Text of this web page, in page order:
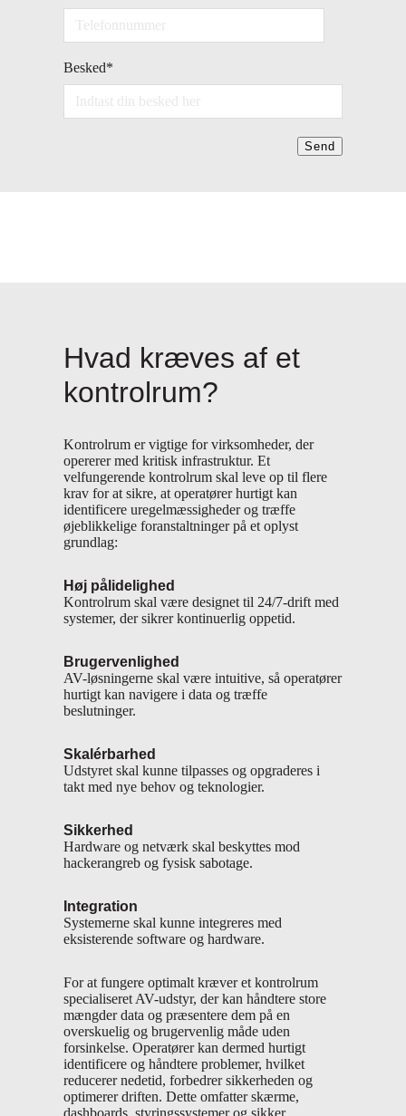
Besked*
Send
Hvad kræves af et
kontrolrum?
Kontrolrum er vigtige for virksomheder, der
opererer med kritisk infrastruktur. Et
velfungerende kontrolrum skal leve op til flere
krav for at sikre, at operatører hurtigt kan
identificere uregelmæssigheder og træffe
øjeblikkelige foranstaltninger på et oplyst
grundlag:
Høj pålidelighed
Kontrolrum skal være designet til 24/7-drift med
systemer, der sikrer kontinuerlig oppetid.
Brugervenlighed
AV-løsningerne skal være intuitive, så operatører
hurtigt kan navigere i data og træffe
beslutninger.
Skalérbarhed
Udstyret skal kunne tilpasses og opgraderes i
takt med nye behov og teknologier.
Sikkerhed
Hardware og netværk skal beskyttes mod
hackerangreb og fysisk sabotage.
Integration
Systemerne skal kunne integreres med
eksisterende software og hardware.
For at fungere optimalt kræver et kontrolrum
specialiseret AV-udstyr, der kan håndtere store
mængder data og præsentere dem på en
overskuelig og brugervenlig måde uden
forsinkelse. Operatører kan dermed hurtigt
identificere og håndtere problemer, hvilket
reducerer nedetid, forbedrer sikkerheden og
optimerer driften. Dette omfatter skærme,
dashboards, styringssystemer og sikker